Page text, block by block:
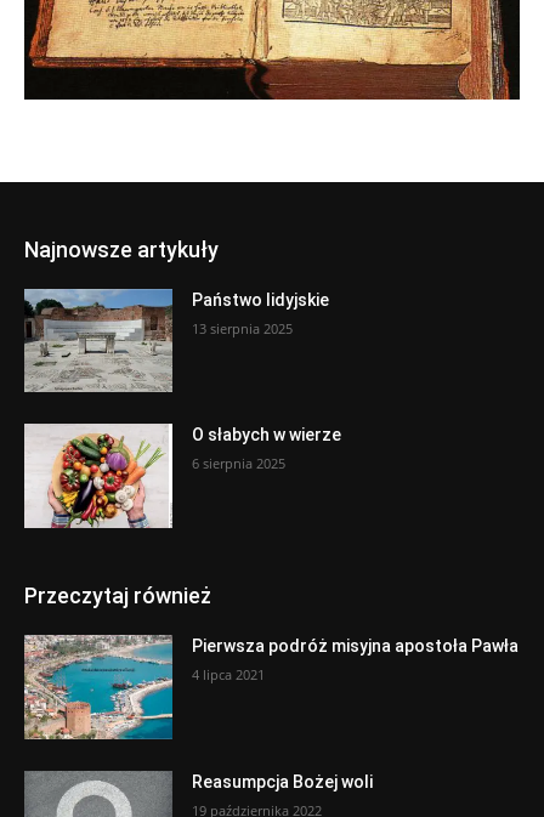
Najnowsze artykuły
Państwo lidyjskie
13 sierpnia 2025
O słabych w wierze
6 sierpnia 2025
Przeczytaj również
Pierwsza podróż misyjna apostoła Pawła
4 lipca 2021
Reasumpcja Bożej woli
19 października 2022